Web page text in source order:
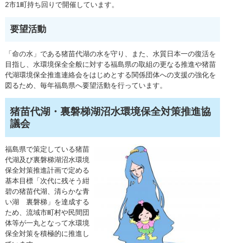
2市1町持ち回りで開催しています。
要望活動
「命の水」である猪苗代湖の水を守り、また、水質日本一の復活を
目指し、水環境保全全般に対する福島県の取組の更なる推進や猪苗
代湖環境保全推進連絡会をはじめとする関係団体への支援の強化を
図るため、毎年福島県へ要望活動を行っています。
猪苗代湖・裏磐梯湖沼水環境保全対策推進協
議会
福島県で策定している猪苗
代湖及び裏磐梯湖沼水環境
保全対策推進計画で定める
基本目標「次代に残そう紺
碧の猪苗代湖、清らかな青
い湖 裏磐梯」を達成する
ため、流域市町村や民間団
体等が一丸となって水環境
保全対策を積極的に推進し